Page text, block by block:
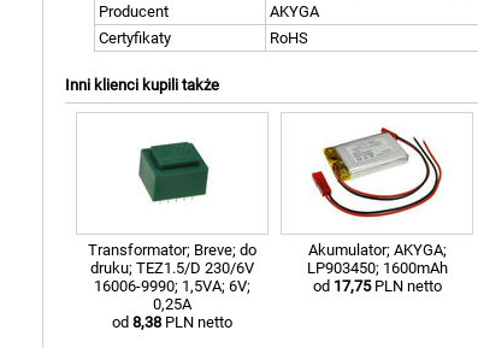
Producent
AKYGA
Certyfikaty
RoHS
Inni klienci kupili także
Transformator; Breve; do
druku; TEZ1.5/D 230/6V
16006-9990; 1,5VA; 6V;
0,25A
od 8,38 PLN netto
Akumulator; AKYGA;
LP903450; 1600mAh
od 17,75PLN netto